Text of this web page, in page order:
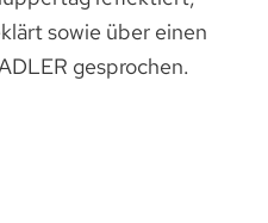
sowie über einen
gesprochen.